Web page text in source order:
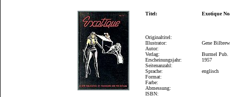
Titel: Exotique
Originaltitel:
Illustrator:
Autor:
Verlag:
Erscheinungsjahr:
Seitenanzahl:
Sprache:
Format:
Farbe:
Abmessung:
ISBN:
Gene Bilbrew
Burmel Pub.
1957
englisch